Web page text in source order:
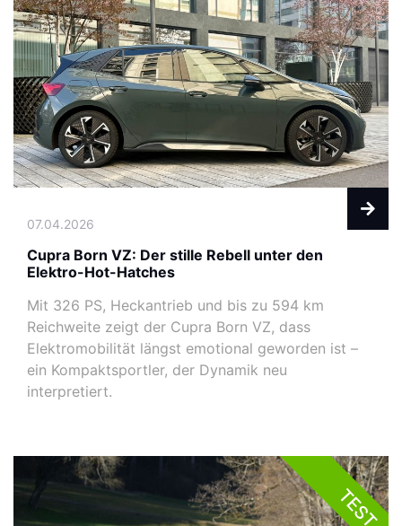
07.04.2026
Cupra Born VZ: Der stille Rebell unter den
Elektro-Hot-Hatches
Mit 326 PS, Heckantrieb und bis zu 594 km
Reichweite zeigt der Cupra Born VZ, dass
Elektromobilität längst emotional geworden ist –
ein Kompaktsportler, der Dynamik neu
interpretiert.
TEST